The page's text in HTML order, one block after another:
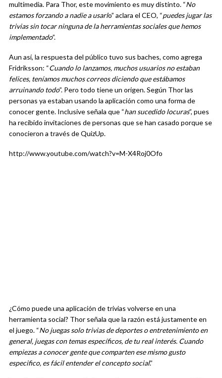
multimedia. Para Thor, este movimiento es muy distinto. “No
estamos forzando a nadie a usarlo” aclara el CEO, “puedes jugar las
trivias sin tocar ninguna de la herramientas sociales que hemos
implementado”.
Aun así, la respuesta del público tuvo sus baches, como agrega
Fridriksson: “Cuando lo lanzamos, muchos usuarios no estaban
felices, teníamos muchos correos diciendo que estábamos
arruinando todo”. Pero todo tiene un origen. Según Thor las
personas ya estaban usando la aplicación como una forma de
conocer gente. Inclusive señala que “han sucedido locuras”, pues
ha recibido invitaciones de personas que se han casado porque se
conocieron a través de QuizUp.
http://www.youtube.com/watch?v=M-X4Roj0Ofo
¿Cómo puede una aplicación de trivias volverse en una
herramienta social? Thor señala que la razón está justamente en
el juego. “No juegas solo trivias de deportes o entretenimiento en
general, juegas con temas específicos, de tu real interés. Cuando
empiezas a conocer gente que comparten ese mismo gusto
especifico, es fácil entender el concepto social.”